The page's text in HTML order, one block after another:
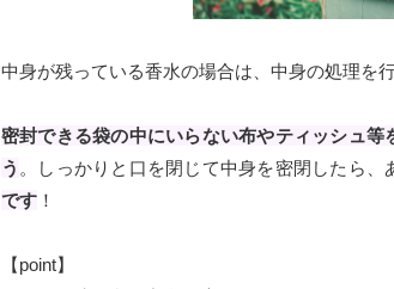
中身が残っている香水の場合は、中身の処理を行
密封できる袋の中にいらない布やティッシュ
う 。しっかりと口を閉じて中身を密閉したら、
です ！
【point】